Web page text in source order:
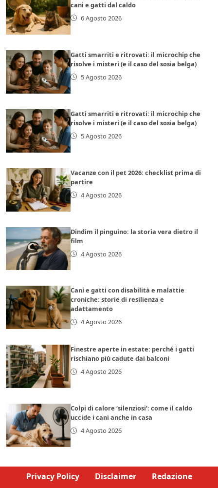
cani e gatti dal caldo
6 Agosto 2026
Gatti smarriti e ritrovati: il microchip che
risolve i misteri (e il caso del sosia belga)
5 Agosto 2026
Gatti smarriti e ritrovati: il microchip che
risolve i misteri (e il caso del sosia belga)
5 Agosto 2026
Vacanze con il pet 2026: checklist prima di
partire
4 Agosto 2026
Dindim il pinguino: la storia vera dietro il
film
4 Agosto 2026
Cani e gatti con disabilità e malattie
croniche: storie di resilienza e
adattamento
4 Agosto 2026
Finestre aperte in estate: perché i gatti
rischiano più cadute dai balconi
4 Agosto 2026
Colpi di calore ‘silenziosi’: come il caldo
uccide i cani anche in casa
4 Agosto 2026
Privacy Policy Disclaimer Redazione